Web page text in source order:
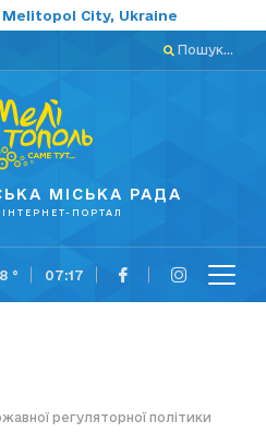
City, Ukraine
Пошук...
МІСЬКА РАДА
ПОРТАЛ
° 07:17
регуляторної політики